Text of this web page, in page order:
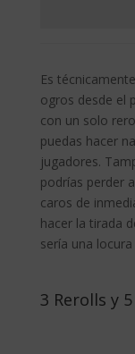
Es
ogros desde el
con un solo
puedas hacer
jugadores.
podrías perder
caros de
hacer la tirada
sería una
3 Rerolls y